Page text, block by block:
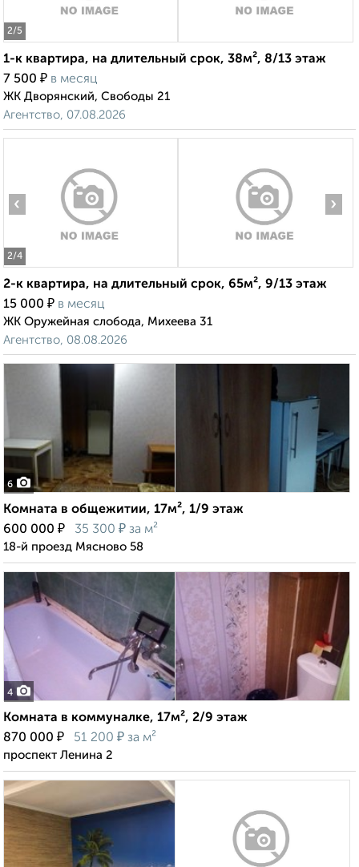
2/5
1-к квартира, на длительный срок, 38м², 8/13 этаж
7 500 ₽ в месяц
ЖК Дворянский, Свободы 21
Агентство, 07.08.2026
2/4
‹ ›
2-к квартира, на длительный срок, 65м², 9/13 этаж
15 000 ₽ в месяц
ЖК Оружейная слобода, Михеева 31
Агентство, 08.08.2026
6
Комната в общежитии, 17м², 1/9 этаж
600 000 ₽ 35 300 ₽ за м²
18-й проезд Мясново 58
4
Комната в коммуналке, 17м², 2/9 этаж
870 000 ₽ 51 200 ₽ за м²
проспект Ленина 2